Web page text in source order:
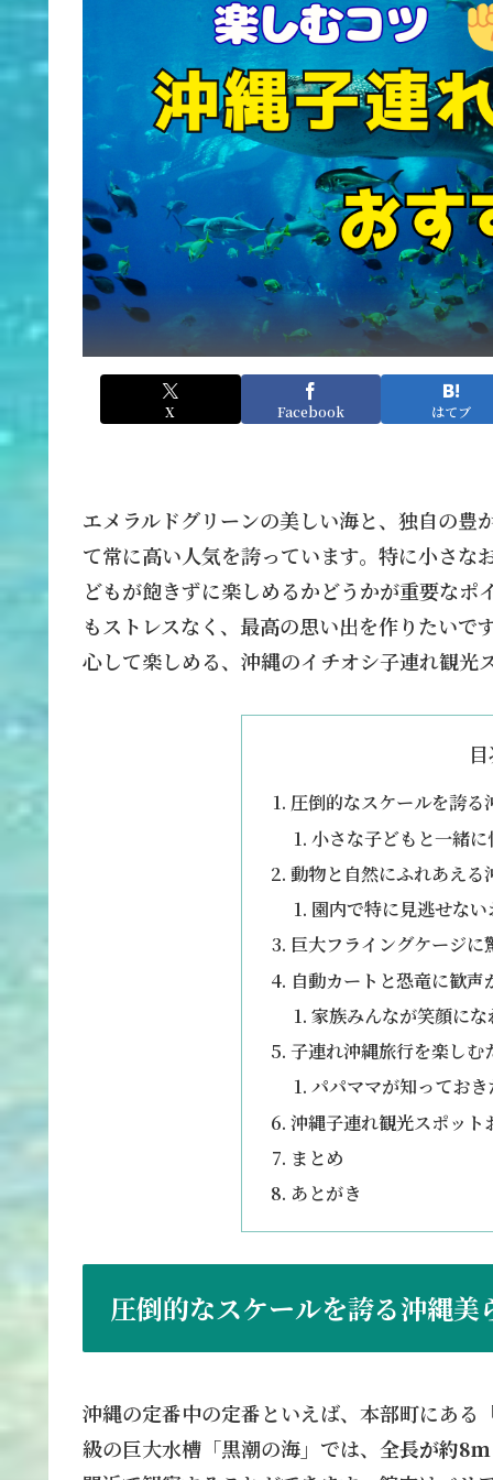
X Facebook はてブ
エメラルドグリーンの美しい海と、独自の
て常に高い人気を誇っています。特に小さ
どもが飽きずに楽しめるかどうかが重要な
もストレスなく、最高の思い出を作りたい
心して楽しめる、沖縄のイチオシ子連れ観光
圧倒的なスケールを誇
小さな子どもと一緒
動物と自然にふれあえ
園内で特に見逃せな
巨大フライングケージ
自動カートと恐竜に歓
家族みんなが笑顔に
子連れ沖縄旅行を楽し
パパママが知ってお
沖縄子連れ観光スポッ
まとめ
あとがき
圧倒的なスケールを誇る沖縄美
沖縄の定番中の定番といえば、本部町にある
級の巨大水槽「黒潮の海」では、 全長が約8